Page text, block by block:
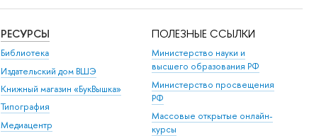
РЕСУРСЫ
Библиотека
Издательский дом ВШЭ
Книжный магазин «БукВышка»
Типография
Медиацентр
ПОЛЕЗНЫЕ ССЫЛКИ
Министерство науки и
высшего образования РФ
Министерство просвещения
РФ
Массовые открытые онлайн-
курсы